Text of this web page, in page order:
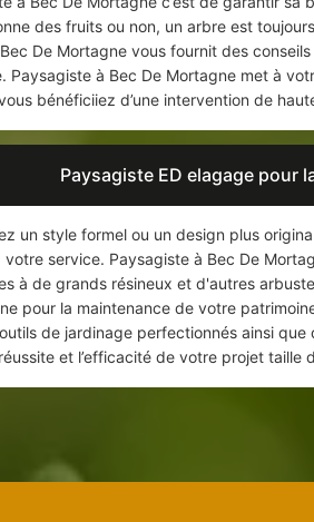
des fruits ou non, un arbre est
De Mortagne vous fournit des
Paysagiste à Bec De Mortagne met à
bénéficiiez d’une intervention de
Paysagiste ED elagage pour
un style formel ou un design plus
service. Paysagiste à Bec De
à de grands résineux et d'autres
pour la maintenance de votre
de jardinage perfectionnés ainsi
et l’efficacité de votre projet taille